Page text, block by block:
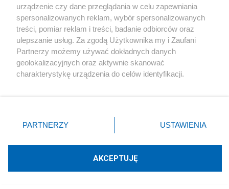
Sport
Społeczeństwo
Kultura
X Facebook Youtube
Web Content Media sp. z o. o. © 2022
urządzenie czy dane przeglądania w celu zapewniania
spersonalizowanych reklam, wybór spersonalizowanych
treści, pomiar reklam i treści, badanie odbiorców oraz
ulepszanie usług. Za zgodą Użytkownika my i Zaufani
Partnerzy możemy używać dokładnych danych
geolokalizacyjnych oraz aktywnie skanować
charakterystykę urządzenia do celów identyfikacji.
zmienić/wycofać klikając przycisk ustawień prywatności
znajdujący się w lewym dolnym rogu strony
rodzaje przetwarzania danych nie wymagają zgody
użytkownika, ale masz prawo sprzeciwić się takiemu
PARTNERZY USTAWIENIA
AKCEPTUJĘ